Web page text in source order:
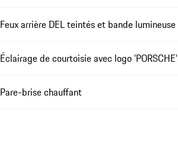
Feux arrière DEL teintés et bande lumineuse
Éclairage de courtoisie avec logo 'PORSCHE'
Pare-brise chauffant